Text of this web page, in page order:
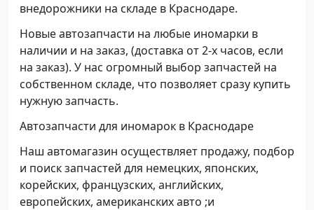
внедорожники на складе в Краснодаре.
Новые автозапчасти на любые иномарки в
наличии и на заказ, (доставка от 2-х часов, если
на заказ). У нас огромный выбор запчастей на
собственном складе, что позволяет сразу купить
нужную запчасть.
Автозапчасти для иномарок в Краснодаре
Наш автомагазин осуществляет продажу, подбор
и поиск запчастей для немецких, японских,
корейских, французских, английских,
европейских, американских авто ;и